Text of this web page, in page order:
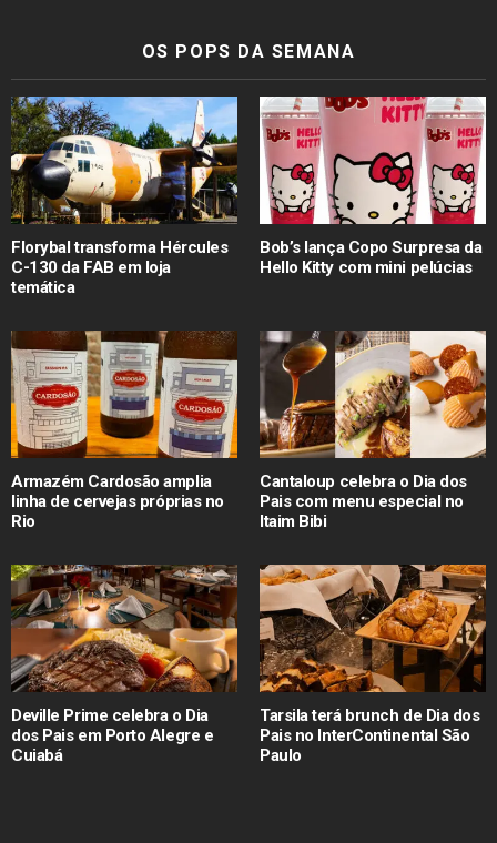
OS POPS DA SEMANA
Florybal transforma Hércules
C-130 da FAB em loja
temática
Bob’s lança Copo Surpresa da
Hello Kitty com mini pelúcias
Armazém Cardosão amplia
linha de cervejas próprias no
Rio
Cantaloup celebra o Dia dos
Pais com menu especial no
Itaim Bibi
Deville Prime celebra o Dia
dos Pais em Porto Alegre e
Cuiabá
Tarsila terá brunch de Dia dos
Pais no InterContinental São
Paulo